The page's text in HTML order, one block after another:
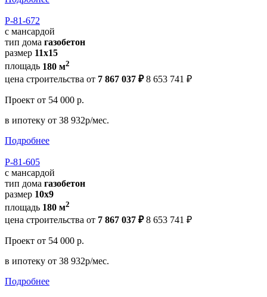
Р-81-672
с мансардой
тип дома газобетон
размер 11x15
площадь 180 м2
цена строительства от 7 867 037 ₽ 8 653 741 ₽
Проект от 54 000 р.
в ипотеку от 38 932р/мес.
Подробнее
Р-81-605
с мансардой
тип дома газобетон
размер 10х9
площадь 180 м2
цена строительства от 7 867 037 ₽ 8 653 741 ₽
Проект от 54 000 р.
в ипотеку от 38 932р/мес.
Подробнее